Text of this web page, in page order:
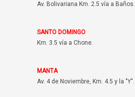
Av. Bolivariana Km. 2.5 vía a Baños.
SANTO DOMINGO
Km. 3.5 vía a Chone.
MANTA
Av. 4 de Noviembre, Km. 4.5 y la "Y".